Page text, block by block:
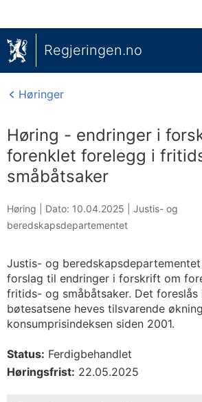
Regjeringen.no
Høringer
Høring - endringer i
forenklet forelegg i
småbåtsaker
Høring | Dato: 10.04.2025
Justis- og
beredskapsdepartementet
Justis- og
forslag til endringer i forskrift om
fritids- og småbåtsaker. Det foreslås
bøtesatsene heves tilsvarende
konsumprisindeksen siden 2001.
Status: Ferdigbehandlet
Høringsfrist: 22.05.2025